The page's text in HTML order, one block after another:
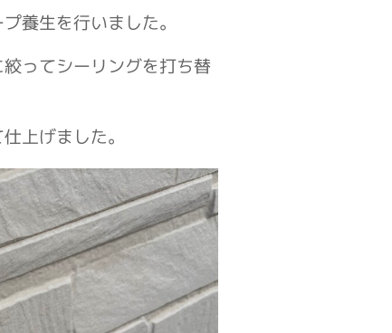
養生を行いました。
ってシーリングを打ち替
上げました。